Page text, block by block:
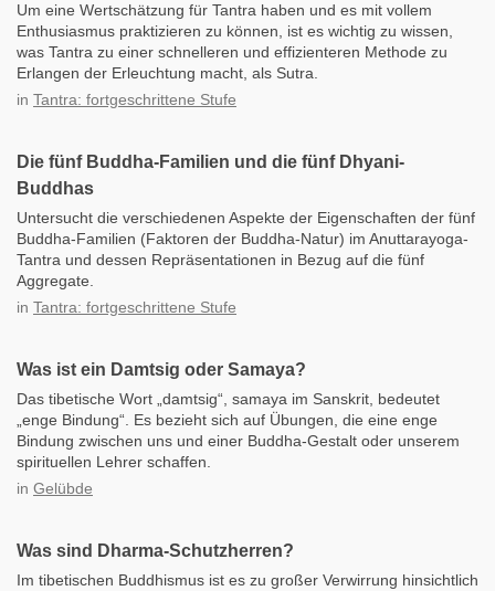
Um eine Wertschätzung für Tantra haben und es mit vollem
Enthusiasmus praktizieren zu können, ist es wichtig zu wissen,
was Tantra zu einer schnelleren und effizienteren Methode zu
Erlangen der Erleuchtung macht, als Sutra.
in Tantra: fortgeschrittene Stufe
Die fünf Buddha-Familien und die fünf Dhyani-
Buddhas
Untersucht die verschiedenen Aspekte der Eigenschaften der fünf
Buddha-Familien (Faktoren der Buddha-Natur) im Anuttarayoga-
Tantra und dessen Repräsentationen in Bezug auf die fünf
Aggregate.
in Tantra: fortgeschrittene Stufe
Was ist ein Damtsig oder Samaya?
Das tibetische Wort „damtsig“, samaya im Sanskrit, bedeutet
„enge Bindung“. Es bezieht sich auf Übungen, die eine enge
Bindung zwischen uns und einer Buddha-Gestalt oder unserem
spirituellen Lehrer schaffen.
in Gelübde
Was sind Dharma-Schutzherren?
Im tibetischen Buddhismus ist es zu großer Verwirrung hinsichtlich